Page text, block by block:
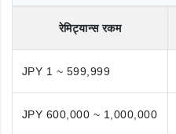
रेमिट्यान्स रकम
JPY 1 ~ 599,999
JPY 600,000 ~ 1,000,000